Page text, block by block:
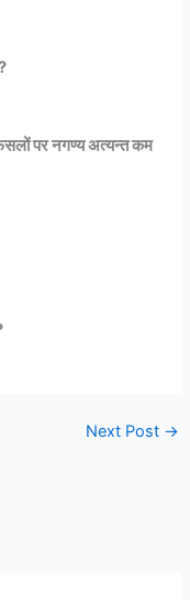
पर नगण्य अत्यन्त कम
Next Post →